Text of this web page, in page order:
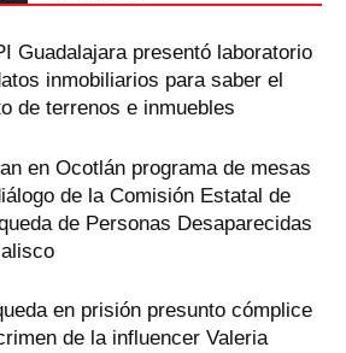
Guadalajara presentó laboratorio
inmobiliarios para saber el
de terrenos e inmuebles
en Ocotlán programa de mesas
de la Comisión Estatal de
de Personas Desaparecidas
en prisión presunto cómplice
de la influencer Valeria